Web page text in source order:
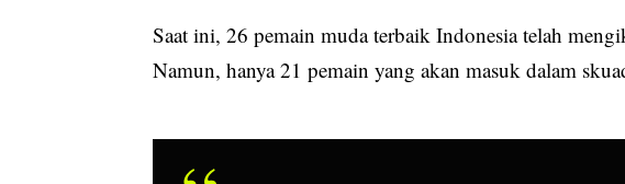
Saat ini, 26 pemain muda terbaik Indonesia telah
Namun, hanya 21 pemain yang akan masuk dalam